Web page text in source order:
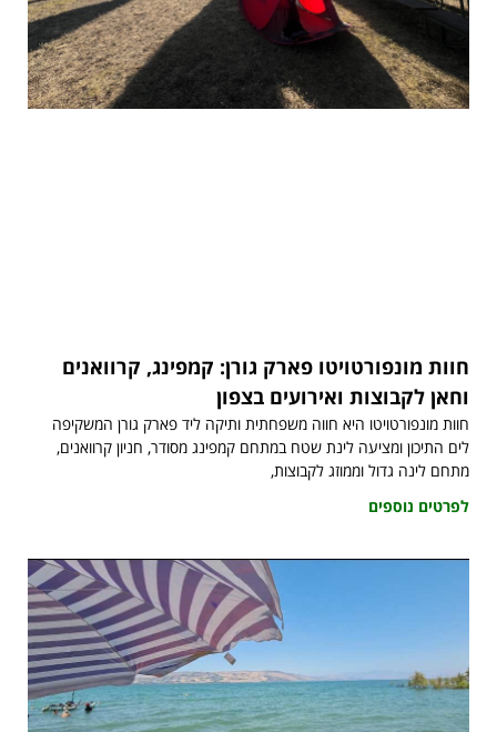
חוות מונפורטויטו פארק גורן: קמפינג, קרוואנים
וחאן לקבוצות ואירועים בצפון
חוות מונפורטויטו היא חווה משפחתית ותיקה ליד פארק גורן המשקיפה
לים התיכון ומציעה לינת שטח במתחם קמפינג מסודר, חניון קרוואנים,
מתחם לינה גדול וממוזג לקבוצות,
לפרטים נוספים